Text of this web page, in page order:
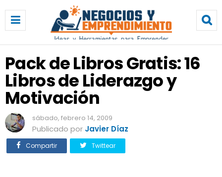
c
k
e
L
i
b
o
s
G
r
Pack de Libros Gratis: 16
Libros de Liderazgo y
Motivación
sábado, febrero 14, 2009
Publicado por Javier Díaz
Compartir Twittear